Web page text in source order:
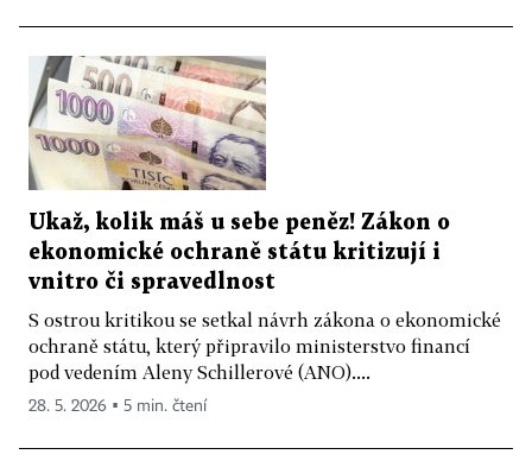
Ukaž, kolik máš u sebe peněz! Zákon o
ekonomické ochraně státu kritizují i
vnitro či spravedlnost
S ostrou kritikou se setkal návrh zákona o ekonomické
ochraně státu, který připravilo ministerstvo financí
pod vedením Aleny Schillerové (ANO)....
28. 5. 2026 ▪ 5 min. čtení